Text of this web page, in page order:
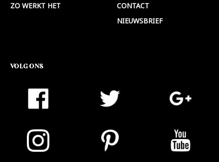
ZO WERKT HET
CONTACT
NIEUWSBRIEF
VOLG ONS